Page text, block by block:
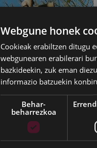
Ikusi Deskargatu
Webgune honek
Cookieak erabiltzen ditugu
webgunearen erabilerari
bazkideekin, zuk eman
informazio batzuekin
Behar-
beharrezkoa